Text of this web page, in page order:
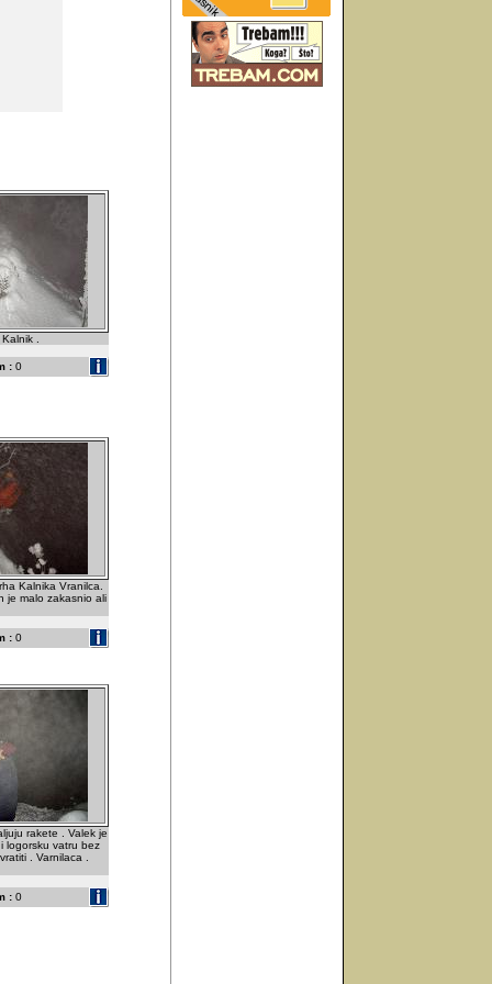
.
: 0
Kalnika Vranilca.
je malo zakasnio ali
: 0
rakete . Valek je
logorsku vatru bez
. Varnilaca .
: 0